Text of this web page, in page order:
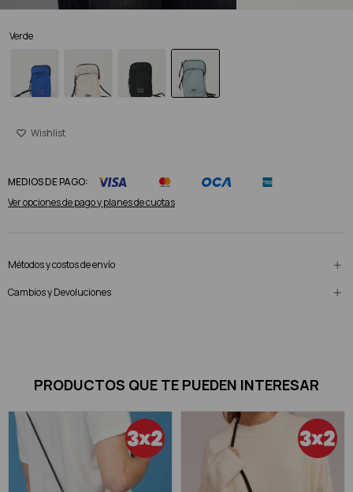
Verde
MEDIOS DE PAGO:
Ver opciones de pago y planes de cuotas
Métodos y costos de envío
Cambios y Devoluciones
PRODUCTOS QUE TE PUEDEN INTERESAR